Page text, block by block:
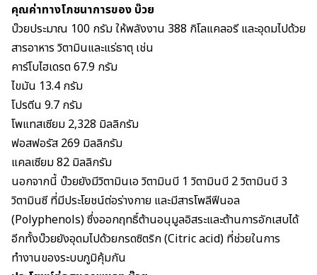
คุณค่าทางโภชนาการของ บ๊วย
บ๊วยประมาณ 100 กรัม ให้พลังงาน 388 กิโลแคลอรี และอุดมไปด้วย
สารอาหาร วิตามินและแร่ธาตุ เช่น
คาร์โบไฮเดรต 67.9 กรัม
ไขมัน 13.4 กรัม
โปรตีน 9.7 กรัม
โพแทสเซียม 2,328 มิลลิกรัม
ฟอสฟอรัส 269 มิลลิกรัม
แคลเซียม82 มิลลิกรัม
นอกจากนี้ บ๊วยยังมีวิตามินเอ วิตามินบี 1 วิตามินบี 2 วิตามินบี 3
วิตามินซี ที่มีประโยชน์ต่อร่างกาย และมีสารโพลีฟีนอล
(Polyphenols) ซึ่งออกฤทธิ์ต้านอนุมูลอิสระและต้านการอักเสบได้
อีกทั้งบ๊วยยังอุดมไปด้วยกรดซิตริก (Citric acid) ที่ช่วยในการ
ทำงานของระบบภูมิคุ้มกัน